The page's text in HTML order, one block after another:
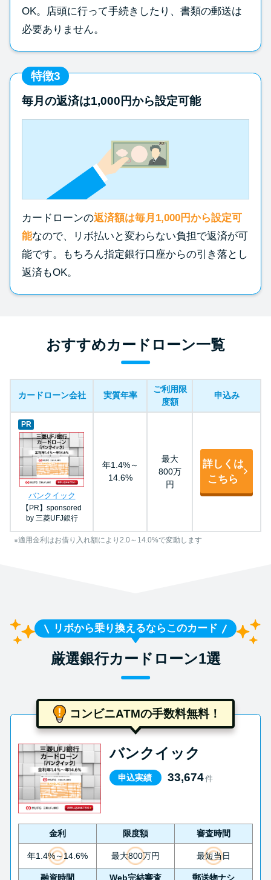
OK。店頭に行って手続きしたり、書類の郵送は
必要ありません。
特徴3
毎月の返済は1,000円から設定可能
カードローンの返済額は毎月1,000円から設定可
能なので、リボ払いと変わらない負担で返済が可
能です。もちろん指定銀行口座からの引き落とし
返済もOK。
おすすめカードローン一覧
カードローン会社 実質年率
ご利用限
度額
申込み
PR
バンクイック
【PR】sponsored
by 三菱UFJ銀行
年1.4%～
14.6%
最大
800万
円
詳しくは
こちら
※適用金利はお借り入れ額により2.0～14.0%で変動します
リボから乗り換えるならこのカード
厳選銀行カードローン1選
コンビニATMの手数料無料！
バンクイック
申込実績 33,674件
金利 限度額 審査時間
年1.4%～14.6% 最大800万円 最短当日
融資時間 Web完結審査 郵送物ナシ